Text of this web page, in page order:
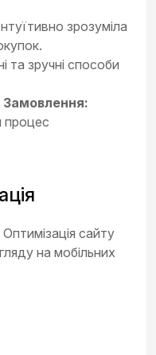
зрозуміла
та зручні способи
процес
Оптимізація сайту
на мобільних